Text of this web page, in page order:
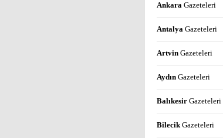
Ankara Gazeteleri
Antalya Gazeteleri
Artvin Gazeteleri
Aydın Gazeteleri
Balıkesir Gazeteleri
BilecikGazeteleri